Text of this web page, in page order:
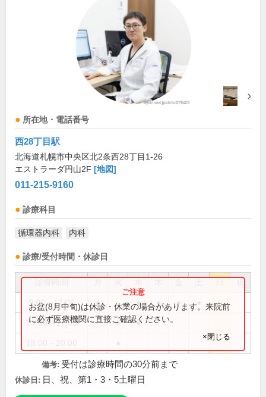
所在地・電話番号
西28丁目駅
北海道札幌市中央区北2条西28丁目1-26
エストラーダ円山2F [地図]
011-215-9160
診療科目
循環器内科 内科
診療/受付時間・休診日
祝
9:00～12:00 ● ● ● ●
13:30～17:00 ● ●
お盆(8月中旬)は休診・休業の場合があります。来院前
に必ず医療機関に直接ご確認ください。
×閉じる
備考: 受付は診療時間の30分前まで
休診日: 日、祝、第1・3・5土曜日